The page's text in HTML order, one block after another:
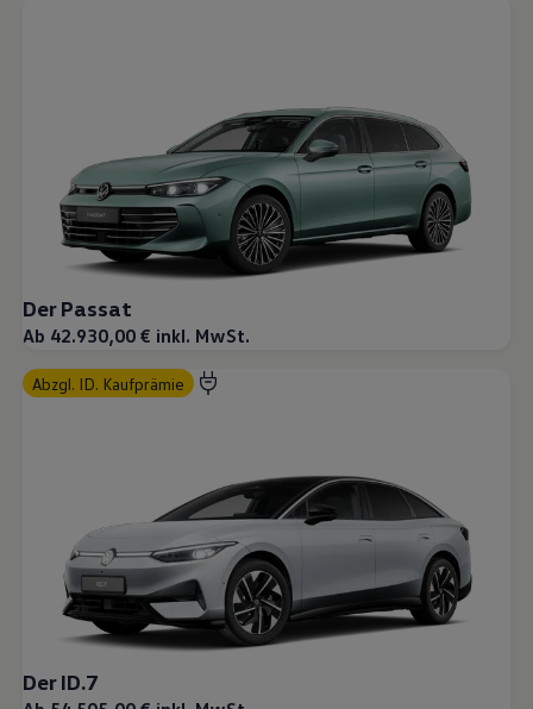
Der Passat
Ab 42.930,00 € inkl. MwSt.
abzgl. ID. Kaufprämie
Der ID.7